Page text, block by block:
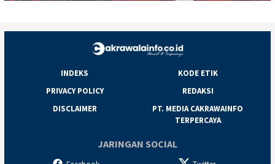
INDEKS
KODE ETIK
PRIVACY POLICY
REDAKSI
DISCLAIMER
PT. MEDIA CAKRAWAINFO
TERPERCAYA
JARINGAN SOCIAL